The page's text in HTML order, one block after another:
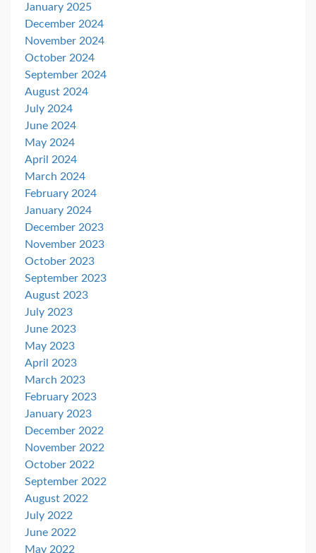
January 2025
December 2024
November 2024
October 2024
September 2024
August 2024
July 2024
June 2024
May 2024
April 2024
March 2024
February 2024
January 2024
December 2023
November 2023
October 2023
September 2023
August 2023
July 2023
June 2023
May 2023
April 2023
March 2023
February 2023
January 2023
December 2022
November 2022
October 2022
September 2022
August 2022
July 2022
June 2022
May 2022